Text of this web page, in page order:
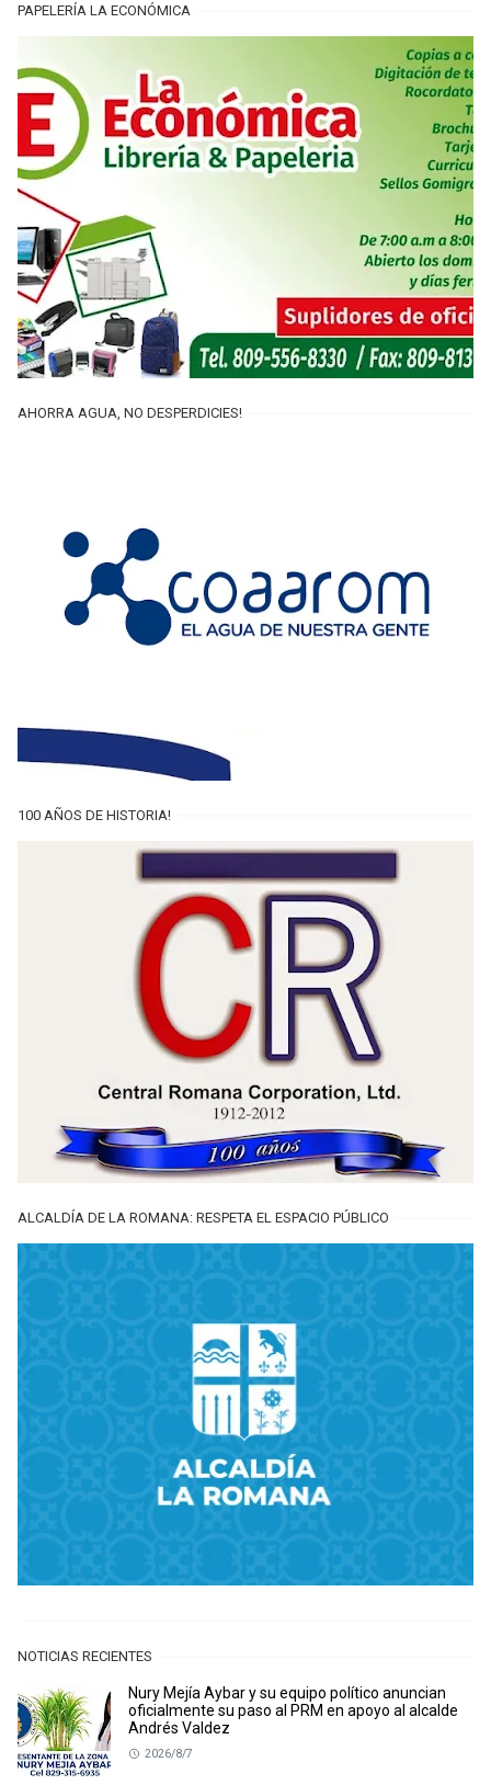
PAPELERÍA LA ECONÓMICA
AHORRA AGUA, NO DESPERDICIES!
100 AÑOS DE HISTORIA!
ALCALDÍA DE LA ROMANA: RESPETA EL ESPACIO PÚBLICO
NOTICIAS RECIENTES
Nury Mejía Aybar y su equipo político anuncian
oficialmente su paso al PRM en apoyo al alcalde
Andrés Valdez
2026/8/7